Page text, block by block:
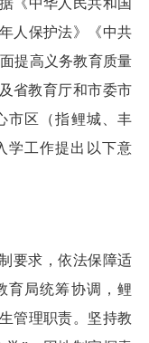
人保护法》《中共
提高义务教育质量
省教育厅和市委市
市区（指鲤城、丰
学工作提出以下意
要求，依法保障适
育局统筹协调，鲤
管理职责。坚持教